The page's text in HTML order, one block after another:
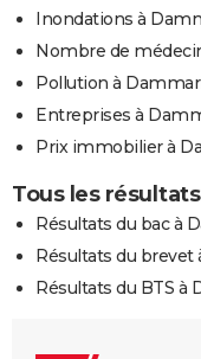
Inondations à
Nombre de
Pollution à
Entreprises à
Prix immobilier à
Tous les
Résultats du bac à
Résultats du brevet
Résultats du BTS à